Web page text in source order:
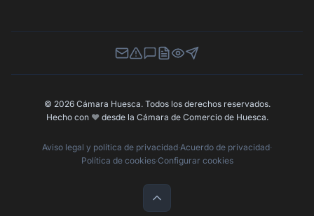
Newsletter
Canal de Denuncias
Buzón de Sugerencias
Perfil Contratante
Ley de Transparencia
Contacta con nosotros
© 2026 Cámara Huesca. Todos los derechos reservados.
Hecho con ❤️ desde la Cámara de Comercio de Huesca.
Aviso legal y política de privacidad·Acuerdo de privacidad·
Política de cookies·Configurar cookies